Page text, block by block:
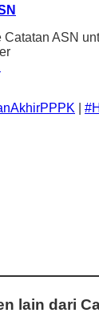
ASN
lain dari